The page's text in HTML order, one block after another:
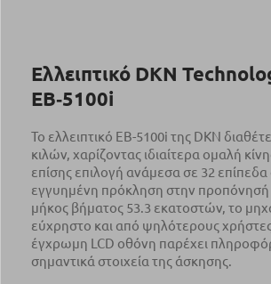
Ελλειπτικό DKN
EB‑5100i
Το ελλειπτικό EB-5100i της DKN
κιλών, χαρίζοντας ιδιαίτερα ομαλή
επίσης επιλογή ανάμεσα σε 32 επίπεδα
εγγυημένη πρόκληση στην
μήκος βήματος 53.3 εκατοστών, το
εύχρηστο και από ψηλότερους
έγχρωμη LCD οθόνη παρέχει
σημαντικά στοιχεία της άσκησης.